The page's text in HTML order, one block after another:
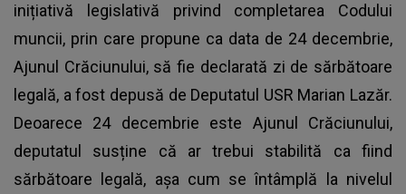
inițiativă legislativă privind completarea Codului
muncii, prin care propune ca data de 24 decembrie,
Ajunul Crăciunului, să fie declarată zi de sărbătoare
legală, a fost depusă de Deputatul USR Marian Lazăr.
Deoarece 24 decembrie este Ajunul Crăciunului,
deputatul susține că ar trebui stabilită ca fiind
sărbătoare legală, așa cum se întâmplă la nivelul